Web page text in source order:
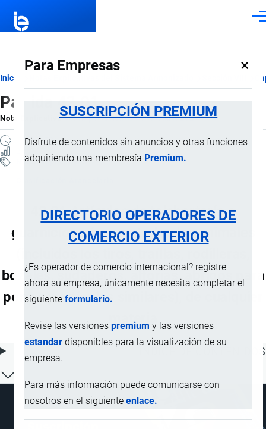
Para Empresas ×
SUSCRIPCIÓN PREMIUM
Disfrute de contenidos sin anuncios y otras funciones
adquiriendo una membresía Premium.
DIRECTORIO OPERADORES DE
COMERCIO EXTERIOR
¿Es operador de comercio internacional? registre
ahora su empresa, únicamente necesita completar el
siguienteformulario.
Revise las versionespremium y las versiones
estandar disponibles para la visualización de su
empresa.
Para más información puede comunicarse con
nosotros en el siguienteenlace.
Ruta
de
navegación
Inicio
Partida 42.01
Nota ExplicativaporImportaciones …, 19 Julio, 2024
1 MINUTO
Notas Explicativas
42.01 Artículos de talabartería o
guarnicionería para todos los animales
bozales, sudaderos, alforjas, abrigos para
perros y artículos similares), de cualquier
materia
ÍNDICE DE CONTENIDOS